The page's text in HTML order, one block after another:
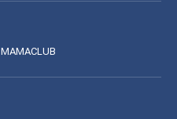
MAMACLUB